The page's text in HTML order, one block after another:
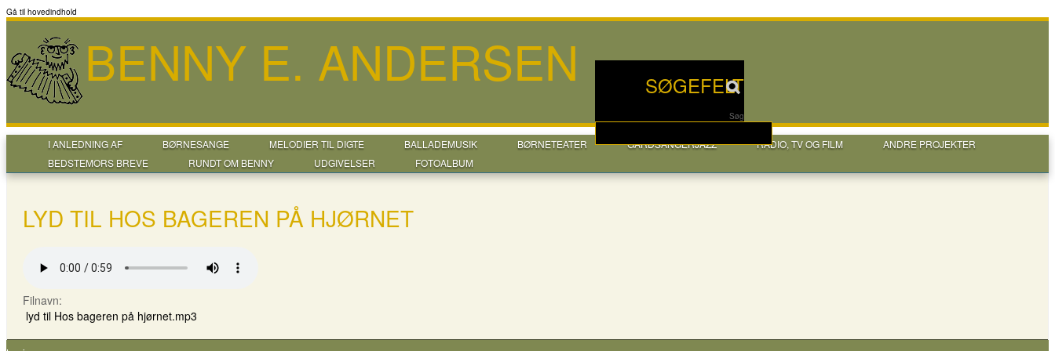
Gå til hovedindhold
SØGEFELT
Søg
BENNY E. ANDERSEN
I ANLEDNING AF BØRNESANGE MELODIER TIL DIGTE BALLADEMUSIK BØRNETEATER GÅRDSANGERJAZZ RADIO, TV OG FILM
ANDRE PROJEKTER
BEDSTEMORS BREVE
RUNDT OM BENNY UDGIVELSER FOTOALBUM
LYD TIL HOS BAGEREN PÅ HJØRNET
Filnavn:
lyd til Hos bageren på hjørnet.mp3